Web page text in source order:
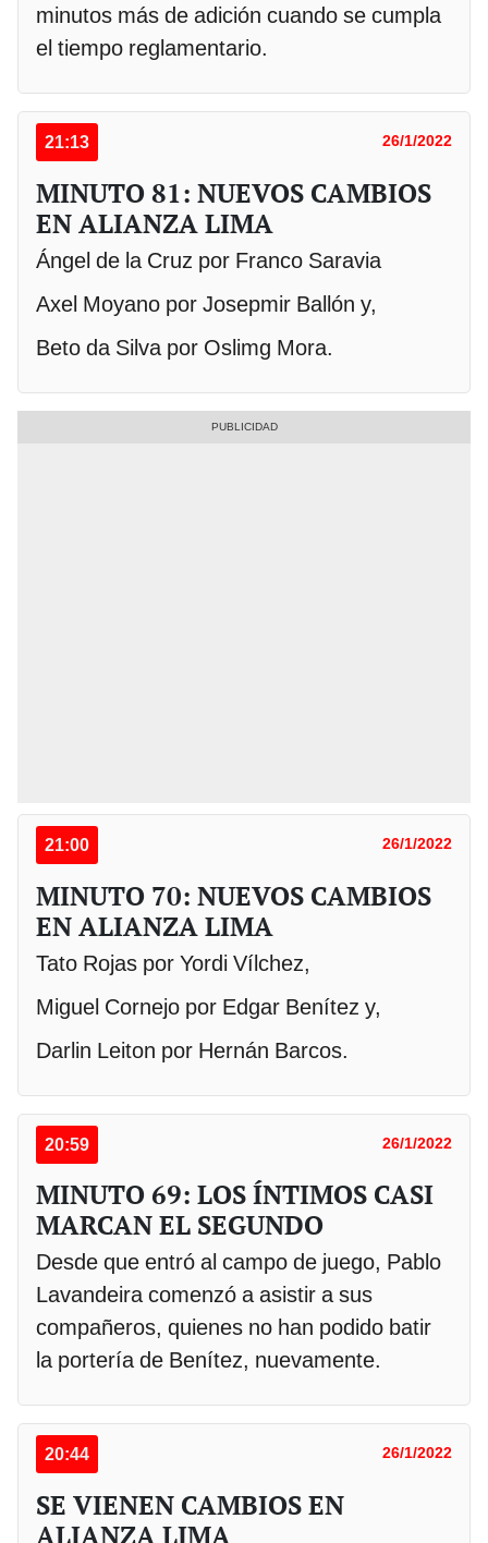
minutos más de adición cuando se cumpla
el tiempo reglamentario.
21:13 26/1/2022
MINUTO 81: NUEVOS CAMBIOS
EN ALIANZA LIMA
Ángel de la Cruz por Franco Saravia
Axel Moyano por Josepmir Ballón y,
Beto da Silva por Oslimg Mora.
21:00 26/1/2022
MINUTO 70: NUEVOS CAMBIOS
EN ALIANZA LIMA
Tato Rojas por Yordi Vílchez,
Miguel Cornejo por Edgar Benítez y,
Darlin Leiton por Hernán Barcos.
20:59 26/1/2022
MINUTO 69: LOS ÍNTIMOS CASI
MARCAN EL SEGUNDO
Desde que entró al campo de juego, Pablo
Lavandeira comenzó a asistir a sus
compañeros, quienes no han podido batir
la portería de Benítez, nuevamente.
20:44 26/1/2022
SE VIENEN CAMBIOS EN
ALIANZA LIMA